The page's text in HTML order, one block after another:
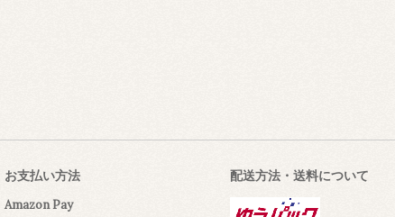
お支払い方法
Amazon Pay
配送方法・送料について